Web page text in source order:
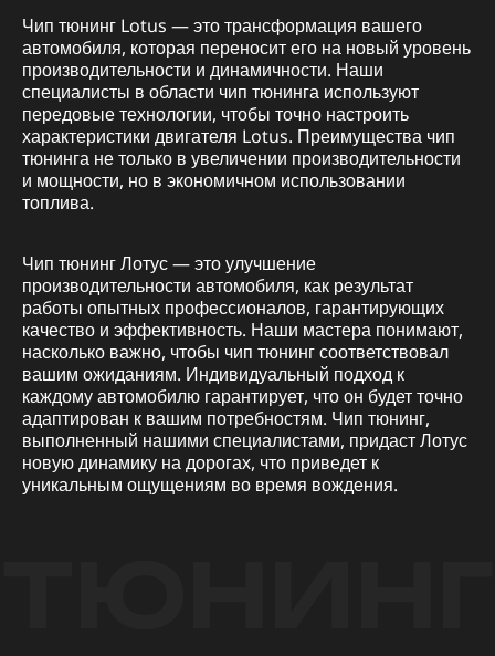
Чип тюнинг Lotus — это трансформация вашего
автомобиля, которая переносит его на новый уровень
производительности и динамичности. Наши
специалисты в области чип тюнинга используют
передовые технологии, чтобы точно настроить
характеристики двигателя Lotus. Преимущества чип
тюнинга не только в увеличении производительности
и мощности, но в экономичном использовании
топлива.
Чип тюнинг Лотус — это улучшение
производительности автомобиля, как результат
работы опытных профессионалов, гарантирующих
качество и эффективность. Наши мастера понимают,
насколько важно, чтобы чип тюнинг соответствовал
вашим ожиданиям. Индивидуальный подход к
каждому автомобилю гарантирует, что он будет точно
адаптирован к вашим потребностям. Чип тюнинг,
выполненный нашими специалистами, придаст Лотус
новую динамику на дорогах, что приведет к
уникальным ощущениям во время вождения.